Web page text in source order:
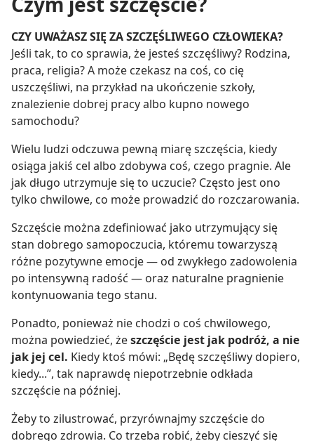
CZY UWAŻASZ SIĘ ZA SZCZĘŚLIWEGO CZŁOWIEKA?
Jeśli tak, to co sprawia, że jesteś szczęśliwy? Rodzina,
praca, religia? A może czekasz na coś, co cię
uszczęśliwi, na przykład na ukończenie szkoły,
znalezienie dobrej pracy albo kupno nowego
samochodu?
Wielu ludzi odczuwa pewną miarę szczęścia, kiedy
osiąga jakiś cel albo zdobywa coś, czego pragnie. Ale
jak długo utrzymuje się to uczucie? Często jest ono
tylko chwilowe, co może prowadzić do rozczarowania.
Szczęście można zdefiniować jako utrzymujący się
stan dobrego samopoczucia, któremu towarzyszą
różne pozytywne emocje — od zwykłego zadowolenia
po intensywną radość — oraz naturalne pragnienie
kontynuowania tego stanu.
Ponadto, ponieważ nie chodzi o coś chwilowego,
można powiedzieć, żeszczęście jest jak podróż, a nie
jak jej cel. Kiedy ktoś mówi: „Będę szczęśliwy dopiero,
kiedy...”, tak naprawdę niepotrzebnie odkłada
szczęście na później.
Żeby to zilustrować, przyrównajmy szczęście do
dobrego zdrowia. Co trzeba robić, żeby cieszyć się